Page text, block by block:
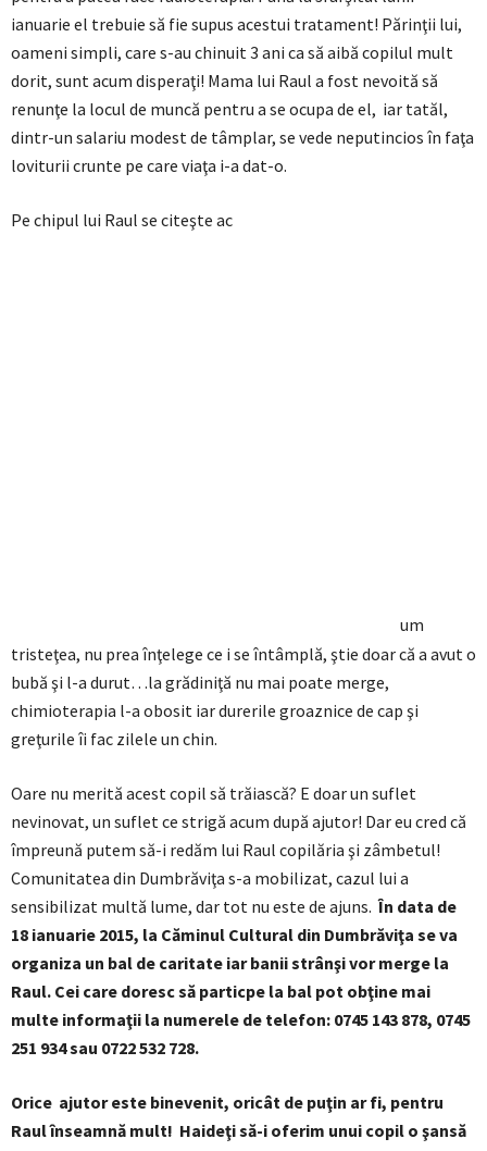
ianuarie el trebuie să fie supus acestui tratament! Părinţii lui,
oameni simpli, care s-au chinuit 3 ani ca să aibă copilul mult
dorit, sunt acum disperaţi! Mama lui Raul a fost nevoită să
renunţe la locul de muncă pentru a se ocupa de el, iar tatăl,
dintr-un salariu modest de tâmplar, se vede neputincios în faţa
loviturii crunte pe care viaţa i-a dat-o.
Pe chipul lui Raul se citeşte ac
um
tristeţea, nu prea înţelege ce i se întâmplă, ştie doar că a avut o
bubă şi l-a durut…la grădiniţă nu mai poate merge,
chimioterapia l-a obosit iar durerile groaznice de cap şi
greţurile îi fac zilele un chin.
Oare nu merită acest copil să trăiască? E doar un suflet
nevinovat, un suflet ce strigă acum după ajutor! Dar eu cred că
împreună putem să-i redăm lui Raul copilăria şi zâmbetul!
Comunitatea din Dumbrăviţa s-a mobilizat, cazul lui a
sensibilizat multă lume, dar tot nu este de ajuns.În data de
18 ianuarie 2015, la Căminul Cultural din Dumbrăviţa se va
organiza un bal de caritate iar banii strânşi vor merge la
Raul. Cei care doresc să particpe la bal pot obţine mai
multe informaţii la numerele de telefon: 0745 143 878, 0745
251 934 sau 0722 532 728.
Orice ajutor este binevenit, oricât de puţin ar fi, pentru
Raul înseamnă mult! Haideţi să-i oferim unui copil o şansă